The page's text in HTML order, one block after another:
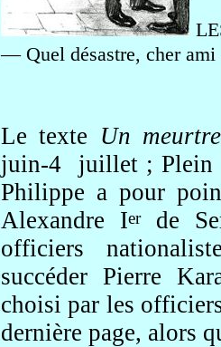
— Quel désastre, cher
Le texte Un meurtre
juin-4
juillet ; Plein
Philippe a pour
Alexandre Ier
de
officiers
succéder Pierre
choisi par les
dernière page, alors